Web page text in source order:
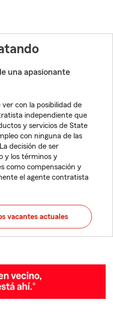
una apasionante
con la posibilidad de
independiente que
y servicios de State
con ninguna de las
decisión de ser
y los términos y
como compensación y
el agente contratista
vacantes actuales